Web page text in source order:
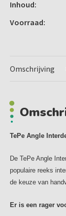
metalen
"We care for
en gezondheid
mond en
ontwikkeld in
professionals.
Een goede
Inhoud:
Voorraad:
Omschrijving
TePe Angle
De TePe Angle
populaire reeks
de keuze van
Er is een rager